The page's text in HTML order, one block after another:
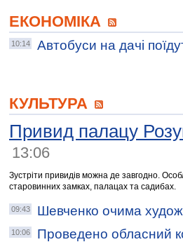
ЕКОНОМІКА
10:14
Автобуси на дачі
КУЛЬТУРА
Привид палацу
13:06
Зустріти привидів можна де завгодно.
старовинних замках, палацах та садибах.
09:43 Шевченко очима
10:06
Проведено обласний